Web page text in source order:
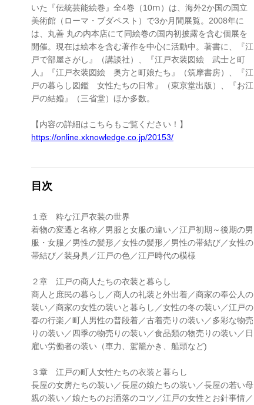
いた『伝統芸能絵巻』全4巻（10ⅿ）は、海外2か国の国立
美術館（ローマ・ブダペスト）で3か月間展覧。2008年に
は、丸善 丸の内本店にて同絵巻の国内初披露を含む個展を
開催。現在は絵本を含む著作を中心に活動中。著書に、『江
戸で部屋さがし』（講談社）、『江戸衣装図絵 武士と町
人』『江戸衣装図絵 奥方と町娘たち』（筑摩書房）、『江
戸の暮らし図鑑 女性たちの日常』（東京堂出版）、『お江
戸の結婚』（三省堂）ほか多数。
【内容の詳細はこちらもご覧ください！】
https://online.xknowledge.co.jp/20153/
目次
１章 粋な江戸衣装の世界
着物の変遷と名称／男服と女服の違い／江戸初期～後期の男
服・女服／男性の髪形／女性の髪形／男性の帯結び／女性の
帯結び／装身具／江戸の色／江戸時代の模様
２章 江戸の商人たちの衣装と暮らし
商人と庶民の暮らし／商人の礼装と外出着／商家の奉公人の
装い／商家の女性の装いと暮らし／女性の冬の装い／江戸の
春の行楽／町人男性の普段着／古着売りの装い／多彩な物売
りの装い／四季の物売りの装い／食品類の物売りの装い／日
雇い労働者の装い（車力、駕籠かき、船頭など)
３章 江戸の町人女性たちの衣装と暮らし
長屋の女房たちの装い／長屋の娘たちの装い／長屋の若い母
親の装い／娘たちのお洒落のコツ／江戸の女性とお針事情／